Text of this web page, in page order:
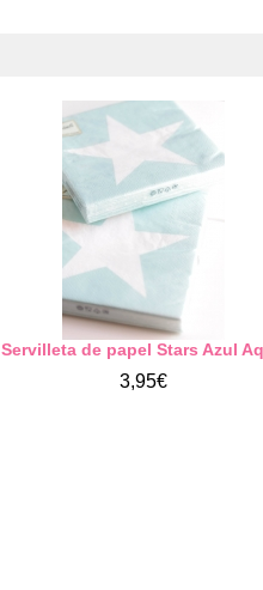
Servilleta de papel Stars Azul
3,95€